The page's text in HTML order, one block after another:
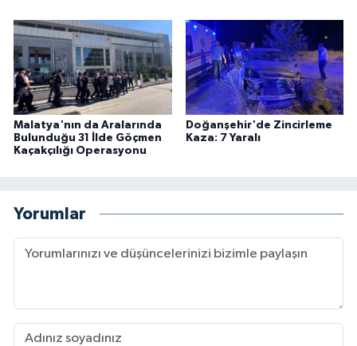
Malatya'nın da Aralarında
Bulunduğu 31 İlde Göçmen
Kaçakçılığı Operasyonu
Doğanşehir'de Zincirleme
Kaza: 7 Yaralı
Yorumlar